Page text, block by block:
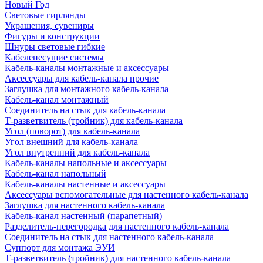
Новый Год
Световые гирлянды
Украшения, сувениры
Фигуры и конструкции
Шнуры световые гибкие
Кабеленесущие системы
Кабель-каналы монтажные и аксессуары
Аксессуары для кабель-канала прочие
Заглушка для монтажного кабель-канала
Кабель-канал монтажный
Соединитель на стык для кабель-канала
Т-разветвитель (тройник) для кабель-канала
Угол (поворот) для кабель-канала
Угол внешний для кабель-канала
Угол внутренний для кабель-канала
Кабель-каналы напольные и аксессуары
Кабель-канал напольный
Кабель-каналы настенные и аксессуары
Аксессуары вспомогательные для настенного кабель-канала
Заглушка для настенного кабель-канала
Кабель-канал настенный (парапетный)
Разделитель-перегородка для настенного кабель-канала
Соединитель на стык для настенного кабель-канала
Суппорт для монтажа ЭУИ
Т-разветвитель (тройник) для настенного кабель-канала